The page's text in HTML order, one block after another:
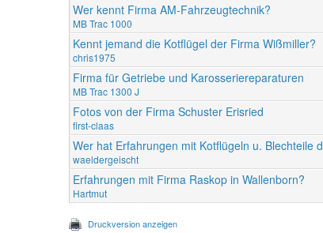
Wer kennt Firma AM-Fahrzeugtechnik?
MB Trac 1000
Kennt jemand die Kotflügel der Firma Wißmiller?
chris1975
Firma für Getriebe und Karosseriereparaturen
MB Trac 1300 J
Fotos von der Firma Schuster Erisried
first-claas
Wer hat Erfahrungen mit Kotflügeln u. Blechteile
waeldergeischt
Erfahrungen mit Firma Raskop in Wallenborn?
Hartmut
Druckversion anzeigen